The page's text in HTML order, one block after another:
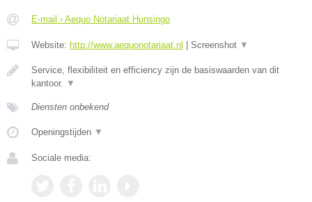
E-mail › Aequo Notariaat Hunsingo
Website: http://www.aequonotariaat.nl | Screenshot ▼
Service, flexibiliteit en efficiency zijn de basiswaarden van dit
kantoor.
▼
Diensten onbekend
Openingstijden ▼
Sociale media: